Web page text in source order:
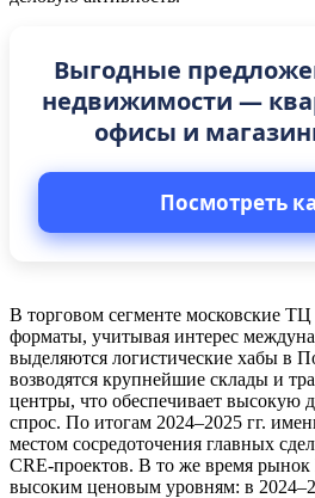
Выгодные
недвижимости —
офисы и
Посмотреть
В торговом сегменте московские
форматы, учитывая интерес
выделяются логистические хабы в
возводятся крупнейшие склады и
центры, что обеспечивает высокую
спрос. По итогам 2024–2025 гг.
местом сосредоточения главных
CRE-проектов. В то же время
высоким ценовым уровням: в